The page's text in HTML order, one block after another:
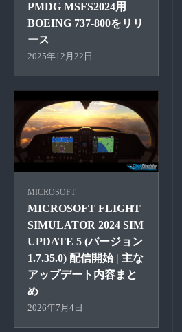
PMDG MSFS2024用
BOEING 737-800をリリ
ース
2025年12月22日
MICROSOFT
MICROSOFT FLIGHT
SIMULATOR 2024 SIM
UPDATE 5 (バージョン
1.7.35.0) 配信開始 | 主な
アップデート内容まと
め
2026年7月4日